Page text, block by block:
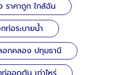
ราคาถูก ใกล้ฉัน
ท่อระบายน้ำ
อกคลอง ปทุมธานี